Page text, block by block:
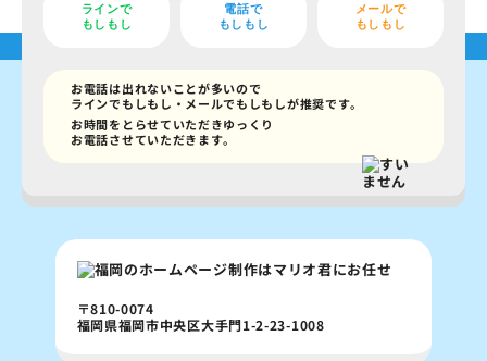
ラインで
もしもし
電話で
もしもし
メールで
もしもし
お電話は出れないことが多いので
ラインでもしもし・メールでもしもしが推奨です。
お時間をとらせていただきゆっくり
お電話させていただきます。
〒810-0074
福岡県福岡市中央区大手門1-2-23-1008